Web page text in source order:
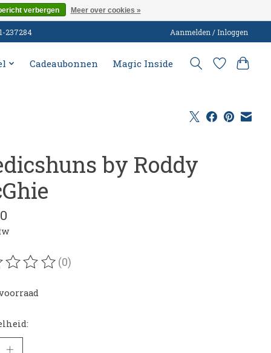
237284 Aanmelden / Inloggen
Cadeaubonnen Magic Inside
by Roddy
van dit product is
(0)
verbergen Meer over cookies »